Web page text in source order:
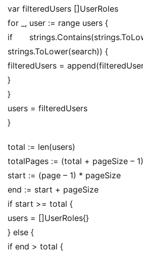
var filteredUsers []UserRoles
for _, user := range users {
if
strings.ToLower(search)) {
filteredUsers =
}
}
users = filteredUsers
}
total := len(users)
totalPages := (total + pageSize –
start := (page – 1) * pageSize
end := start + pageSize
if start >= total {
users = []UserRoles{}
} else {
if end > total {